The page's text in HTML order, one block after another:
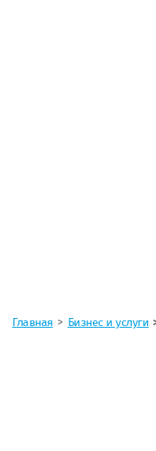
Главная Бизнес и услуги